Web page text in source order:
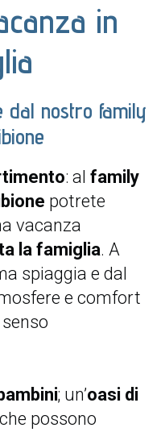
in
dal nostro family
: al family
potrete
vacanza
la famiglia. A
spiaggia e dal
e comfort
; un’oasi di
possono